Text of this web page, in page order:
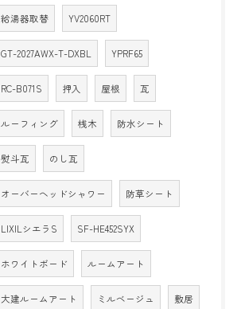
給湯器取替 YV2060RT
GT-2027AWX-T-DXBL YPRF65
RC-B071S 押入 屋根 瓦
ルーフィング 桟木 防水シート
熨斗瓦 のし瓦
オーバーヘッドシャワー 防草シート
LIXILシエラS SF-HE452SYX
ホワイトボード ルームアート
大建ルームアート ミルベージュ 敷居